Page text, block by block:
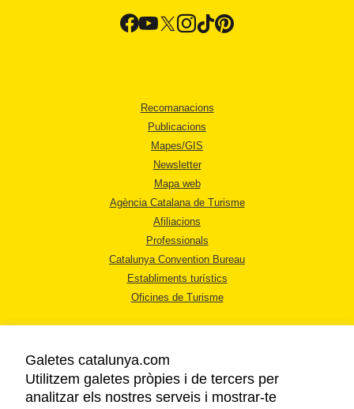
Recomanacions
Publicacions
Mapes/GIS
Newsletter
Mapa web
Agència Catalana de Turisme
Afiliacions
Professionals
Catalunya Convention Bureau
Establiments turístics
Oficines de Turisme
Galetes catalunya.com
Utilitzem galetes pròpies i de tercers per
analitzar els nostres serveis i mostrar-te